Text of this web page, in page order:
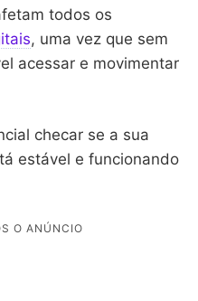
todos os
, uma vez que sem
acessar e movimentar
checar se a sua
estável e funcionando